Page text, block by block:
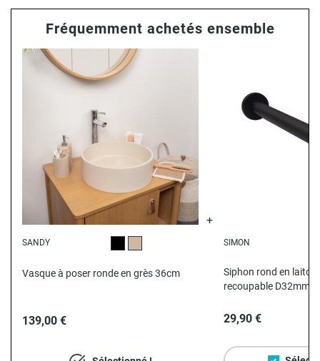
Fréquemment achetés ensemble
SANDY
NoirBeige
Vasque à poser ronde en grès 36cm
139,00 €
SIMON
Siphon rond en
recoupable D32mm
29,90 €